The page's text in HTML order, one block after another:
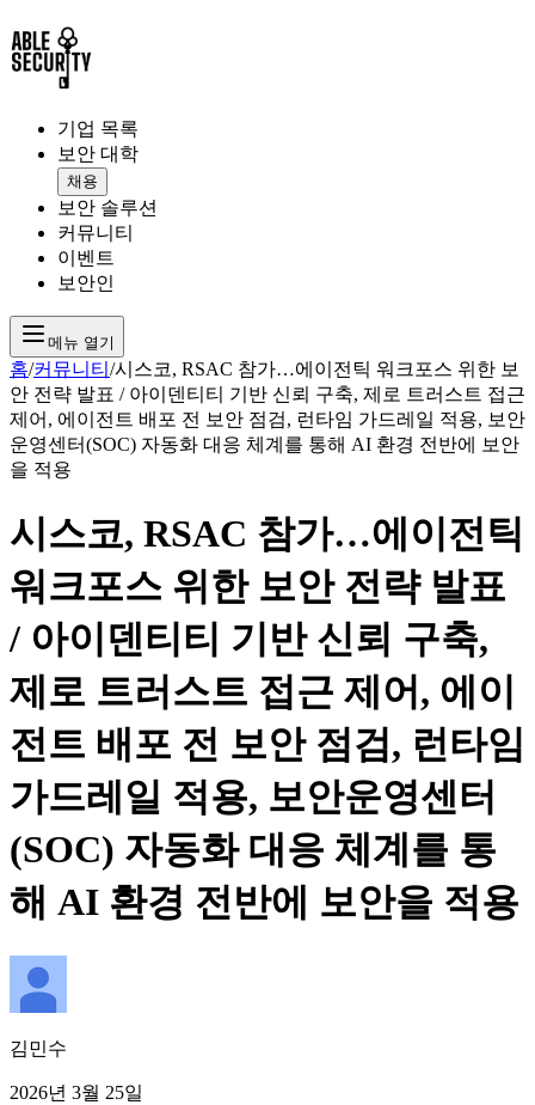
기업 목록
보안 대학
채용
보안 솔루션
커뮤니티
이벤트
보안인
메뉴 열기
홈/커뮤니티 /시스코, RSAC 참가…에이전틱 워크포스 위한 보
안 전략 발표 / 아이덴티티 기반 신뢰 구축, 제로 트러스트 접근
제어, 에이전트 배포 전 보안 점검, 런타임 가드레일 적용, 보안
운영센터(SOC) 자동화 대응 체계를 통해 AI 환경 전반에 보안
을 적용
시스코, RSAC 참가…에이전틱
워크포스 위한 보안 전략 발표
/ 아이덴티티 기반 신뢰 구축,
제로 트러스트 접근 제어, 에이
전트 배포 전 보안 점검, 런타임
가드레일 적용, 보안운영센터
(SOC) 자동화 대응 체계를 통
해 AI 환경 전반에 보안을 적용
김민수
2026년 3월 25일